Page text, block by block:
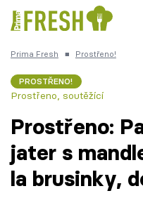
Česká kuchyně
Témata
Prima Fresh ■ Prostřeno!
PROSTŘENO!
Prostřeno, soutěžící
Prostřeno:
jater s
la brusinky,